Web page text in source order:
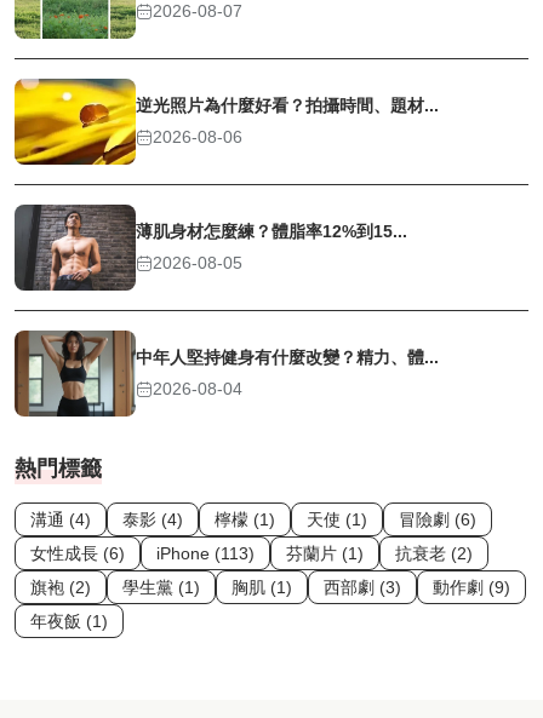
2026-08-07
逆光照片為什麼好看？拍攝時間、題材...
2026-08-06
薄肌身材怎麼練？體脂率12%到15...
2026-08-05
中年人堅持健身有什麼改變？精力、體...
2026-08-04
熱門標籤
溝通 (4) 泰影 (4) 檸檬 (1) 天使 (1)
冒險劇 (6)
女性成長 (6)
iPhone (113) 芬蘭片 (1)
抗衰老 (2)
旗袍 (2)
學生黨 (1) 胸肌 (1) 西部劇 (3)
動作劇 (9)
年夜飯 (1)